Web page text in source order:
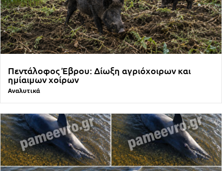
Πεντάλοφος Έβρου: Δίωξη αγριόχοιρων και
ημίαιμων χοίρων
Αναλυτικά